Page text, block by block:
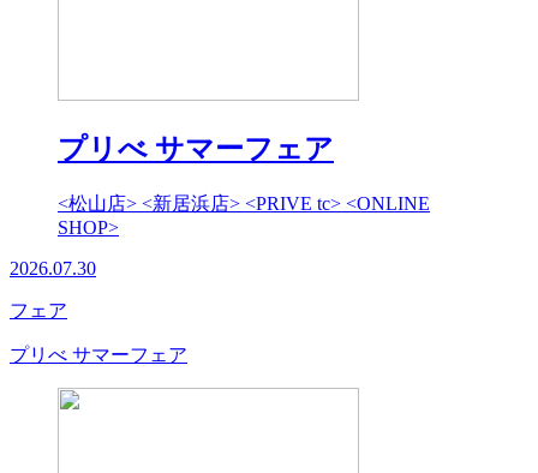
プリべ サマーフェア
<松山店> <新居浜店> <PRIVE tc> <ONLINE
SHOP>
2026.07.30
フェア
プリべ サマーフェア